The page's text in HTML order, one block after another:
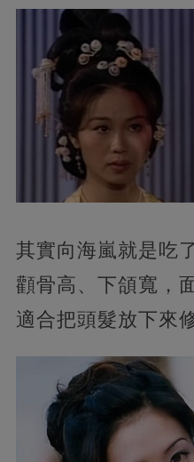
其實向海嵐就是吃
顴骨高、下頜寬，
適合把頭髮放下來